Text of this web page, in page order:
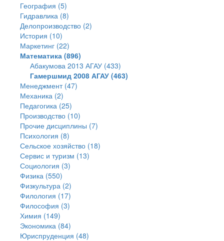
География (5)
Гидравлика (8)
Делопроизводство (2)
История (10)
Маркетинг (22)
Математика (896)
Абакумова 2013 АГАУ (433)
Гамершмид 2008 АГАУ (463)
Менеджмент (47)
Механика (2)
Педагогика (25)
Производство (10)
Прочие дисциплины (7)
Психология (8)
Сельское хозяйство (18)
Сервис и туризм (13)
Социология (3)
Физика (550)
Физкультура (2)
Филология (17)
Философия (3)
Химия (149)
Экономика (84)
Юриспруденция (48)